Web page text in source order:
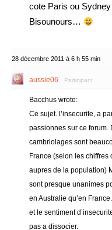
cote Paris ou
Bisounours…
28 décembre 2011 à 6 h 55 min
aussie06 Participant
Bacchus wrote:
Ce sujet. l’insecurite, a
passionnes sur ce forum.
cambriolages sont
France (selon les
aupres de la population)
sont presque unanimes
en Australie qu’en
et le sentiment
pas a dissocier.